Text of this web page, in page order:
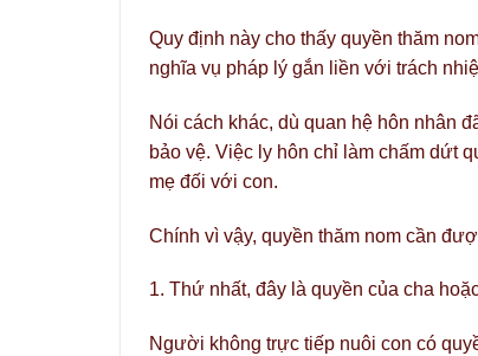
Quy định này cho thấy quyền thăm
nghĩa vụ pháp lý gắn liền với trách
Nói cách khác, dù quan hệ hôn nhân
bảo vệ. Việc ly hôn chỉ làm chấm dứt
mẹ đối với con.
Chính vì vậy, quyền thăm nom cần
1. Thứ nhất, đây là quyền của cha
Người không trực tiếp nuôi con có